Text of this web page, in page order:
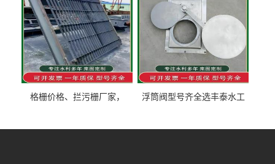
格栅价格、拦污栅厂家，
浮筒阀型号齐全选丰泰水工
道水库电站污水处理钢制闸